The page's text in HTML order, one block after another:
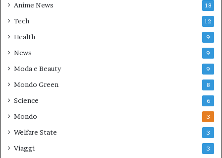
Anime News 18
Tech 12
Health 9
News 9
Moda e Beauty 9
Mondo Green 8
Science 6
Mondo 3
Welfare State 3
Viaggi 3